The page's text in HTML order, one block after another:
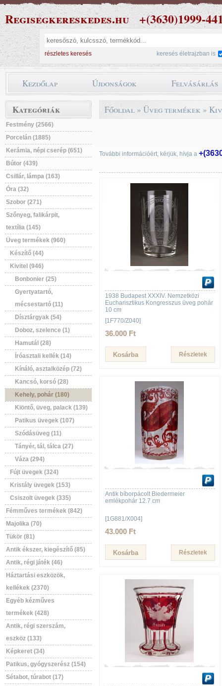
Regisegkereskedes.hu +(3630)1999-
részletes keresés keresés életrajzban is
Kezdőlap Újdonságok Felvásárlás
Kategóriák
Festmény (2566)
Porcelán (1885)
Kerámia, népi cserép (651)
Bútor (439)
Csillár, lámpa (163)
Óra (32)
Szobor (271)
Szőnyeg, falikárpit,
textília (145)
Üveg termékek (960)
Készítő (44)
Kivitel (946)
Bonbonier (25)
Gyertyatartó,
mécsestartó (11)
Dísztárgyak (54)
Doboz, szelence (1)
Hamutál (28)
Íróasztali kellék (14)
Kínáló, asztalközép (72)
Kancsó, korsó (28)
Kehely, pohár (180)
Kiöntő, üveg, palack (139)
Patikus üvegek (107)
Szódásüveg (11)
Tányér, tál, tálca (27)
Váza (294)
Fújt üvegek (324)
Kristály üvegek (153)
Csiszolt üvegek (335)
Fémműves termékek (842)
Majolika (70)
Tükör (81)
Antik ékszer, kiegészítő (85)
Antik, régi játék (46)
Háztartási eszközök,
kellékek (2370)
Egyéb kézműves
termékek (428)
Antik, régi szerszám,
eszköz (133)
Képkeret (34)
Patikus, gyógyszerész (154)
Sétabot, túrabot (17)
Főoldal » Üveg termékek »
További információért, kérjük, hívja a
1938 Budapest XXXIV. Nemzetközi
Eucharisztikus Kongresszus üveg pohár
10 cm
[1F770/Z040]
36.000 Ft
Részletek
Antik bíborpácolt Biedermeier
emlékpohár 12.7 cm
[1G881/X004]
43.000 Ft
Részletek